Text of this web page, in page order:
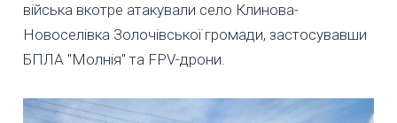
війська вкотре атакували село Клинова-
Новоселівка Золочівської громади, застосувавши
БПЛА "Молнія" та FPV-дрони.